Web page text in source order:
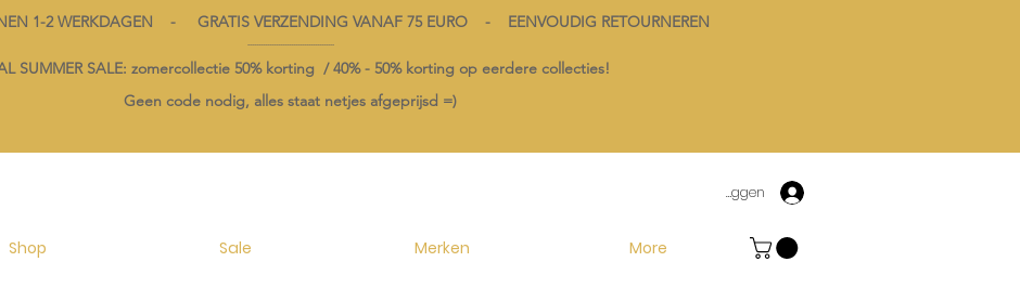
1-2 WERKDAGEN - GRATIS VERZENDING VANAF 75 EURO - EENVOUDIG RETOURNEREN
----------------------------------------
SUMMER SALE: zomercollectie 50% korting /40% - 50% korting op eerdere collecties!
Geen code nodig, alles staat netjes afgeprijsd =)
Inloggen
Shop Sale Merken More